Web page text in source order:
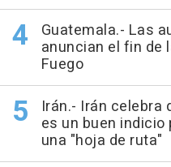
Guatemala.- Las
anuncian el fin de
Fuego
Irán.- Irán celebra
es un buen
una "hoja de ruta"